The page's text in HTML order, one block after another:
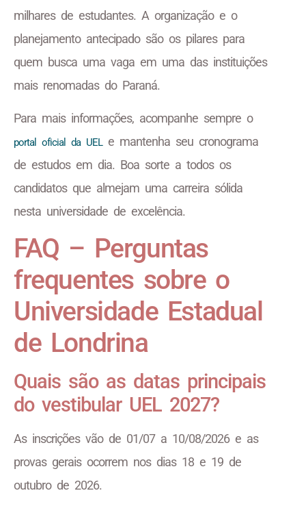
milhares de estudantes. A organização e o
planejamento antecipado são os pilares para
quem busca uma vaga em uma das instituições
mais renomadas do Paraná.
Para mais informações, acompanhe sempre o
portal oficial da UELe mantenha seu cronograma
de estudos em dia. Boa sorte a todos os
candidatos que almejam uma carreira sólida
nesta universidade de excelência.
FAQ – Perguntas
frequentes sobre o
Universidade Estadual
de Londrina
Quais são as datas principais
do vestibular UEL 2027?
As inscrições vão de 01/07 a 10/08/2026 e as
provas gerais ocorrem nos dias 18 e 19 de
outubro de 2026.